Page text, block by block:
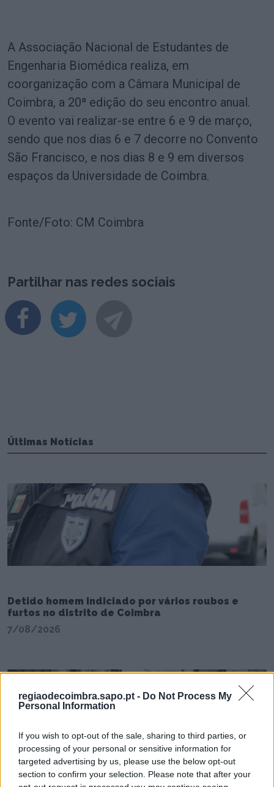
regiaodecoimbra.sapo.pt - Do Not Process My
Personal Information
If you wish to opt-out of the sale, sharing to third parties, or
processing of your personal or sensitive information for
targeted advertising by us, please use the below opt-out
section to confirm your selection. Please note that after your
A Associação Nacional de Estudantes de
Engenharia Biomédica realiza, em
coorganização com a Câmara Municipal de
Coimbra, a 20ª edição do seu encontro anual.
O evento vai realizar-se entre 6 e 9 de março,
sendo que nos dias 6 e 7 decorre no Convento
São Francisco, e nos dias 8 e 9 em diversos
espaços da Universidade de Coimbra.
Fonte/Foto: CM Coimbra
Partilhar nas redes sociais
Últimas Notícias
Detido homem indiciado por vários roubos e
furtos no distrito de Coimbra
7/08/2026